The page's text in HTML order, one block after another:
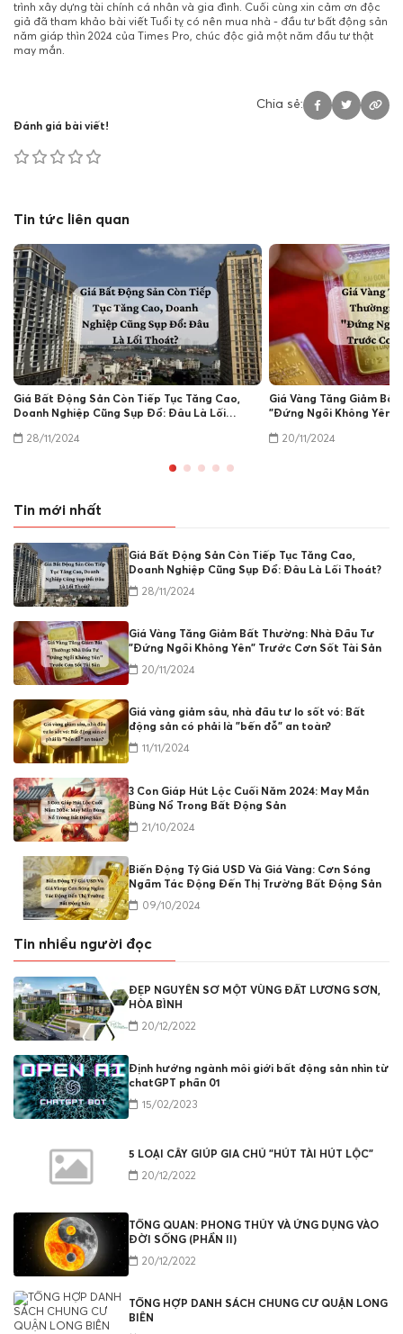
trình xây dựng tài chính cá nhân và gia đình. Cuối cùng xin cảm ơn độc
giả đã tham khảo bài viết Tuổi tỵ có nên mua nhà - đầu tư bất động sản
năm giáp thìn 2024 của Times Pro, chúc độc giả một năm đầu tư thật
may mắn.
Chia sẻ:
Đánh giá bài viết!
Tin tức liên quan
Giá Bất Động Sản Còn Tiếp Tục Tăng Cao,
Doanh Nghiệp Cũng Sụp Đổ: Đâu Là Lối
28/11/2024
Giá Vàng Tăng Giảm
"Đứng Ngồi Không Yên"
20/11/2024
Tin mới nhất
Giá Bất Động Sản Còn Tiếp Tục Tăng Cao,
Doanh Nghiệp Cũng Sụp Đổ: Đâu Là Lối Thoát?
28/11/2024
Giá Vàng Tăng Giảm Bất Thường: Nhà Đầu Tư
"Đứng Ngồi Không Yên" Trước Cơn Sốt Tài Sản
20/11/2024
Giá vàng giảm sâu, nhà đầu tư lo sốt vó: Bất
động sản có phải là "bến đỗ" an toàn?
11/11/2024
3 Con Giáp Hút Lộc Cuối Năm 2024: May Mắn
Bùng Nổ Trong Bất Động Sản
21/10/2024
Biến Động Tỷ Giá USD Và Giá Vàng: Cơn Sóng
Ngầm Tác Động Đến Thị Trường Bất Động Sản
09/10/2024
Tin nhiều người đọc
ĐẸP NGUYÊN SƠ MỘT VÙNG ĐẤT LƯƠNG SƠN,
HÒA BÌNH
20/12/2022
Định hướng ngành môi giới bất động sản nhìn từ
chatGPT phần 01
15/02/2023
5 LOẠI CÂY GIÚP GIA CHỦ "HÚT TÀI HÚT LỘC"
20/12/2022
TỔNG QUAN: PHONG THỦY VÀ ỨNG DỤNG VÀO
ĐỜI SỐNG (PHẦN II)
20/12/2022
TỔNG HỢP DANH SÁCH CHUNG CƯ QUẬN LONG
BIÊN